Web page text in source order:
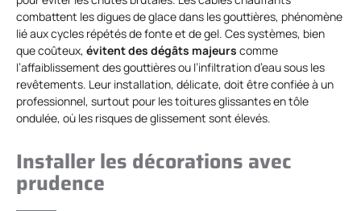
combattent les digues de glace dans les gouttières, phénomène
lié aux cycles répétés de fonte et de gel. Ces systèmes, bien
que coûteux, évitent des dégâts majeurs comme
l’affaiblissement des gouttières ou l’infiltration d’eau sous les
revêtements. Leur installation, délicate, doit être confiée à un
professionnel, surtout pour les toitures glissantes en tôle
ondulée, où les risques de glissement sont élevés.
Installer les décorations avec
prudence